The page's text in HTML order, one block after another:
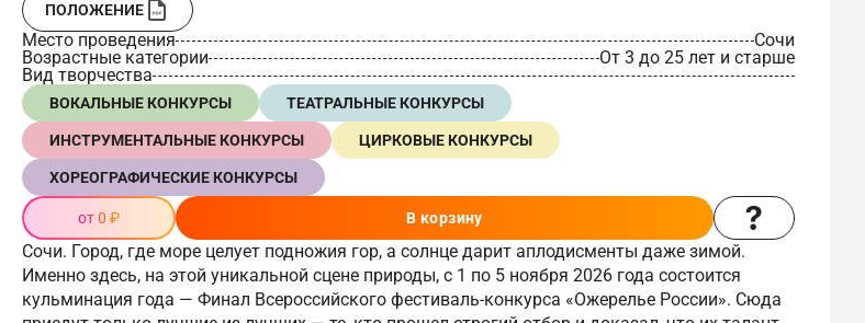
ПОЛОЖЕНИЕ
Место проведения
Сочи
Возрастные категории
От 3 до 25 лет и старше
Вид творчества
ВОКАЛЬНЫЕ КОНКУРСЫ ТЕАТРАЛЬНЫЕ КОНКУРСЫ
ИНСТРУМЕНТАЛЬНЫЕ КОНКУРСЫ ЦИРКОВЫЕ КОНКУРСЫ
ХОРЕОГРАФИЧЕСКИЕ КОНКУРСЫ
от 0 ₽ В корзину
Сочи. Город, где море целует подножия гор, а солнце дарит аплодисменты даже зимой.
Именно здесь, на этой уникальной сцене природы, с 1 по 5 ноября 2026 года состоится
кульминация года — Финал Всероссийского фестиваль-конкурса «Ожерелье России». Сюда